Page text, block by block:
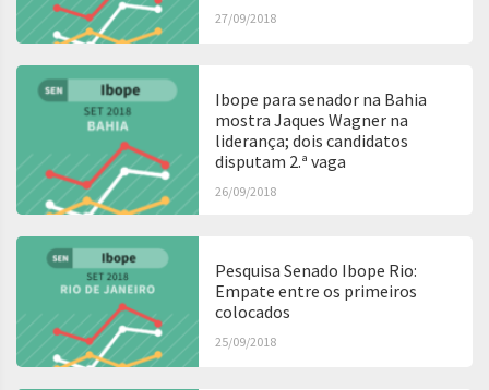
27/09/2018
Ibope para senador na Bahia
mostra Jaques Wagner na
liderança; dois candidatos
disputam 2.ª vaga
26/09/2018
Pesquisa Senado Ibope Rio:
Empate entre os primeiros
colocados
25/09/2018